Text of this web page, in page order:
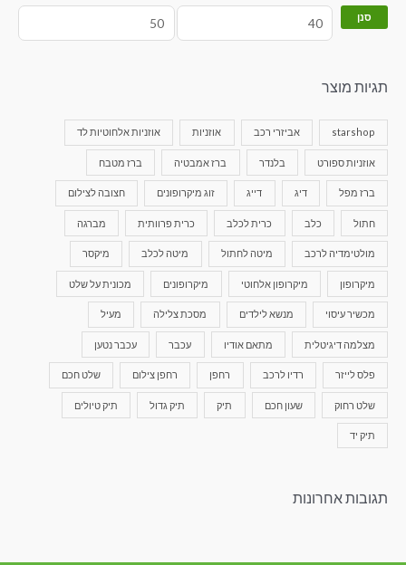
סנן
תגיות מוצר
starshop אביזרי רכב אוזניות אוזניות אלחוטיות לד
אוזניות ספורט בלנדר ברז אמבטיה ברז מטבח
ברז מפל דיג דייג זוג מיקרופונים חצובה לצילום
חתול כלב כרית לכלב כרית פרוותית מברגה
מולטימדיה לרכב מיטה לחתול מיטה לכלב מיקסר
מיקרופון מיקרופון אלחוטי מיקרופונים מכונית על שלט
מכשיר עיסוי מנשא לילדים מסכת צלילה מעיל
מצלמה דיגיטלית מתאם אודיו עכבר עכבר נטען
פלס לייזר רדיו לרכב רחפן רחפן צילום שלט חכם
שלט רחוק שעון חכם תיק תיק גדול תיק טיולים
תיק יד
תגובות אחרונות